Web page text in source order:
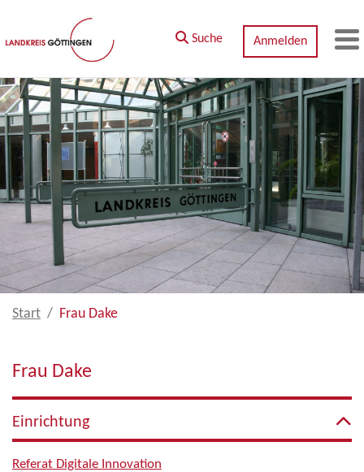
Zum Hauptinhalt springen
Suche Anmelden
Start Frau Dake
Frau Dake
Einrichtung
Referat Digitale Innovation